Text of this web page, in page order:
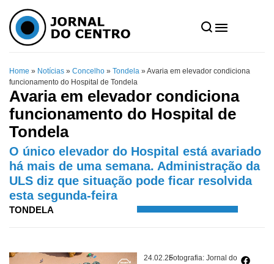
Home » Notícias » Concelho » Tondela »Avaria em elevador condiciona
funcionamento do Hospital de Tondela
Avaria em elevador condiciona
funcionamento do Hospital de
Tondela
O único elevador do Hospital está avariado
há mais de uma semana. Administração da
ULS diz que situação pode ficar resolvida
esta segunda-feira
TONDELA
24.02.25Fotografia: Jornal do